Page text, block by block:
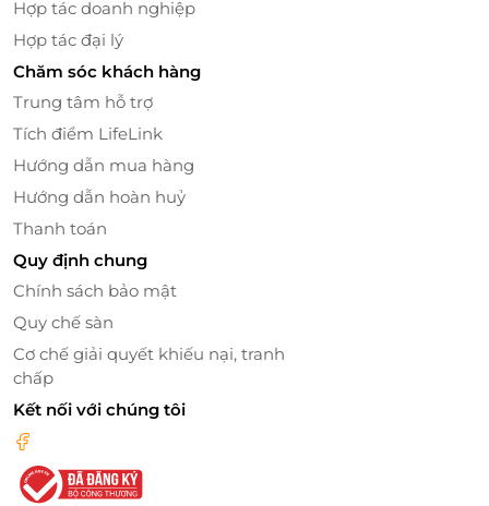
Hợp tác doanh nghiệp
Hợp tác đại lý
Chăm sóc khách hàng
Trung tâm hỗ trợ
Tích điểm LifeLink
Hướng dẫn mua hàng
Hướng dẫn hoàn huỷ
Thanh toán
Quy định chung
Chính sách bảo mật
Quy chế sàn
Cơ chế giải quyết khiếu nại, tranh
chấp
Kết nối với chúng tôi